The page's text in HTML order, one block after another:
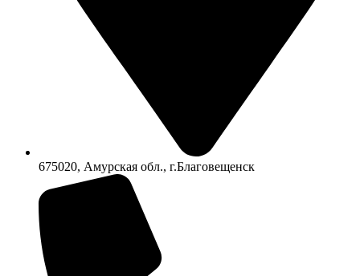
675020, Амурская обл., г.Благовещенск